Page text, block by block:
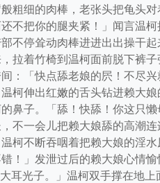
粗细的肉棒，老张头把龟头
不把你的腿夹紧！」闻言温
不停耸动肉棒进进出出操干
拉着竹椅到温柯面前脱下裤
：「快点舔老娘的屄！不尽
柯伸出红嫩的舌头钻进赖大
鼻子。「舔！快舔！你这只
不一会儿把赖大娘舔的高潮
柯不断吞咽着把赖大娘的淫
！」发泄过后的赖大娘心情
光子。」温柯双手撑在地上